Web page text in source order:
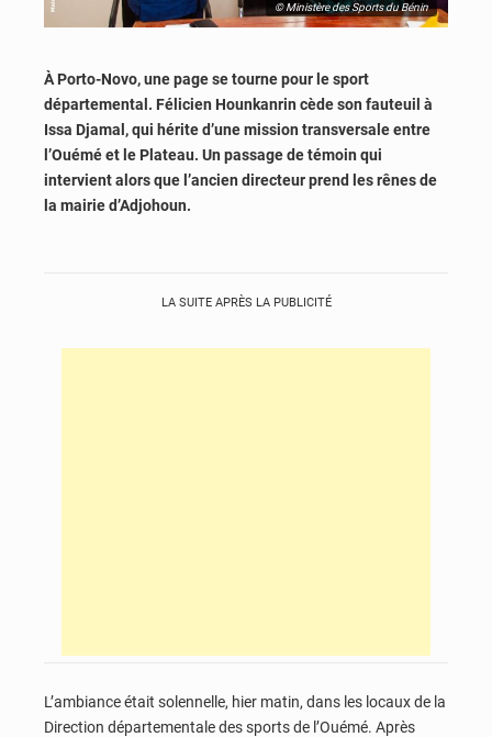
© Ministère des Sports du Bénin
À Porto-Novo, une page se tourne pour le sport
départemental. Félicien Hounkanrin cède son fauteuil à
Issa Djamal, qui hérite d’une mission transversale entre
l’Ouémé et le Plateau. Un passage de témoin qui
intervient alors que l’ancien directeur prend les rênes de
la mairie d’Adjohoun.
LA SUITE APRÈS LA PUBLICITÉ
L’ambiance était solennelle, hier matin, dans les locaux de la
Direction départementale des sports de l’Ouémé. Après